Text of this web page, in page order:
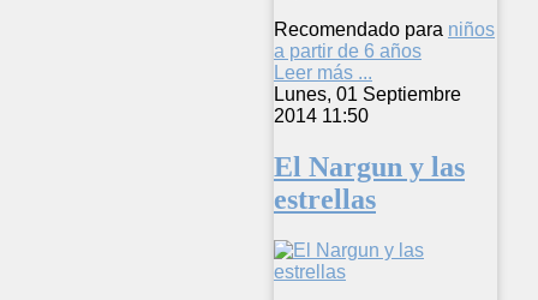
Recomendado para niños
a partir de 6 años
Leer más ...
Lunes, 01 Septiembre
2014 11:50
El Nargun y las
estrellas